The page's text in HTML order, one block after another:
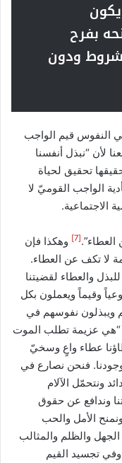
بفرح
ودون
النفوس قيم الواجب
لأن “نبذل أنفسنا
تحقيق لحياة
الواجب القوميّ لا
الاجتماعية.
[7]
وهكذا فإن
لا تكف عن العطاء.
والعطاء لقضيتنا
وقيماً ويعملون بكل
ويبذلون نفوسهم في
“هي عزيمة تطلب الموت
عطاء واعٍ وسخيّ
فنحن نصارع في
ونتحمّل الآلام
وندافع عن حقوق
الأمل والحب
والظلم والمثالب
وفي تجسيد القيم